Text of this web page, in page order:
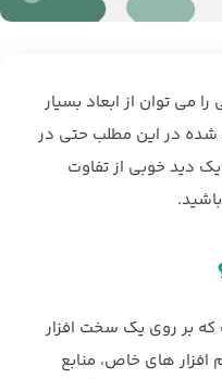
می توان از ابعاد بسیار
شده در این مطلب حتی در
دید خوبی از تفاوت
بر روی یک سخت افزار
های خاص، منابع